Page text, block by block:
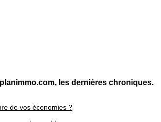
les dernières chroniques.
de vos économies ?